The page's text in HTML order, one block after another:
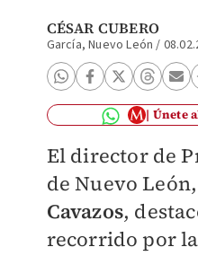
CÉSAR CUBERO
García, Nuevo León /
Únete
El director de
de Nuevo León,
Cavazos,
recorrido por la